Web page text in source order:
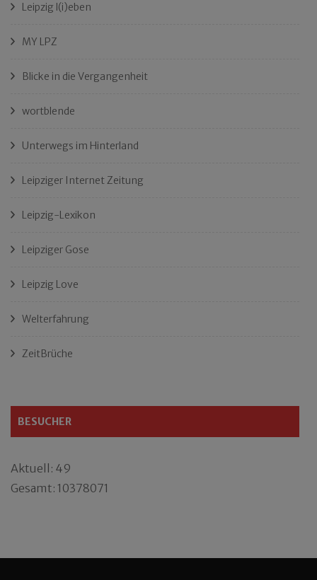
Leipzig l(i)eben
MY LPZ
Blicke in die Vergangenheit
wortblende
Unterwegs im Hinterland
Leipziger Internet Zeitung
Leipzig-Lexikon
Leipziger Gose
Leipzig Love
Welterfahrung
ZeitBrüche
BESUCHER
Aktuell: 49
Gesamt: 10378071